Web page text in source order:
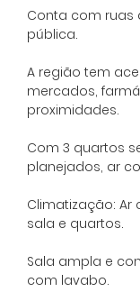
Conta com ruas
pública.
A região tem
mercados,
proximidades.
Com 3 quartos
planejados, ar
Climatização:
sala e quartos.
Sala ampla e
com lavabo.